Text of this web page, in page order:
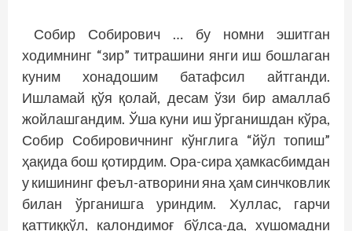
Собир Собирович … бу номни эшитган
ходимнинг “зир” титрашини янги иш бошлаган
куним хонадошим батафсил айтганди.
Ишламай қўя қолай, десам ўзи бир амаллаб
жойлашгандим. Ўша куни иш ўрганишдан кўра,
Собир Собировичнинг кўнглига “йўл топиш”
ҳақида бош қотирдим. Ора-сира ҳамкасбимдан
у кишининг феъл-атворини яна ҳам синчковлик
билан ўрганишга уриндим. Хуллас, гарчи
қаттиққўл, калондимоғ бўлса-да, хушомадни